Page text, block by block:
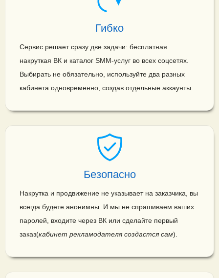
Гибко
Сервис решает сразу две задачи: бесплатная
накруткая ВК и каталог SMM-услуг во всех соцсетях.
Выбирать не обязательно, используйте два разных
кабинета одновременно, создав отдельные аккаунты.
Безопасно
Накрутка и продвижение не указывает на заказчика, вы
всегда будете анонимны. И мы не спрашиваем ваших
паролей, входите через ВК или сделайте первый
заказ(кабинет рекламодателя создастся сам).